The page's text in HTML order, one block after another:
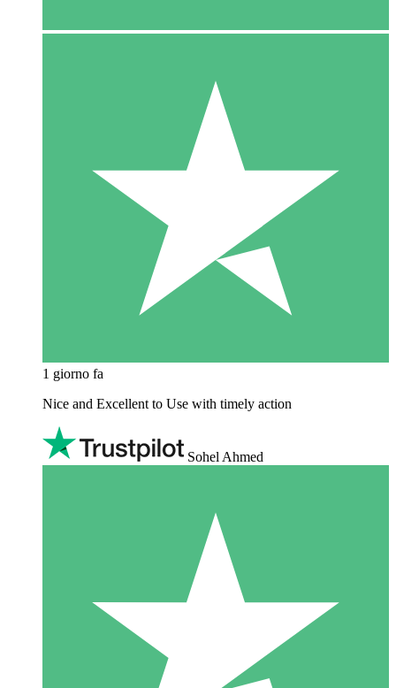
1 giorno fa
Nice and Excellent to Use with timely action
Sohel Ahmed